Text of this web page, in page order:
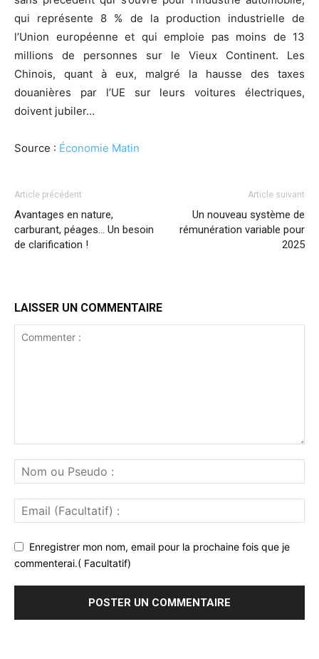
qui représente 8 % de la production industrielle de
l’Union européenne et qui emploie pas moins de 13
millions de personnes sur le Vieux Continent. Les
Chinois, quant à eux, malgré la hausse des taxes
douanières par l’UE sur leurs voitures électriques,
doivent jubiler…
Source : Économie Matin
Article précédent
Avantages en nature,
carburant, péages… Un besoin
de clarification !
Article suivant
Un nouveau système de
rémunération variable pour
2025
LAISSER UN COMMENTAIRE
Enregistrer mon nom, email pour la prochaine fois que je
commenterai.( Facultatif)